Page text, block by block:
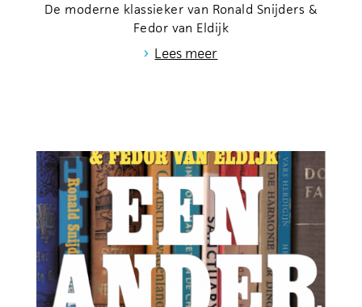
De moderne klassieker van Ronald Snijders &
Fedor van Eldijk
› Lees meer